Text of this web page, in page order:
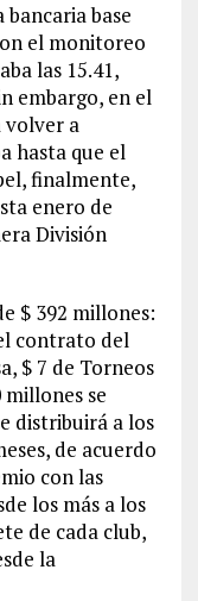
base
el monitoreo
las 15.41,
embargo, en el
volver a
hasta que el
finalmente,
enero de
División
$ 392 millones:
contrato del
$ 7 de Torneos
se
distribuirá a los
de acuerdo
con las
los más a los
de cada club,
la